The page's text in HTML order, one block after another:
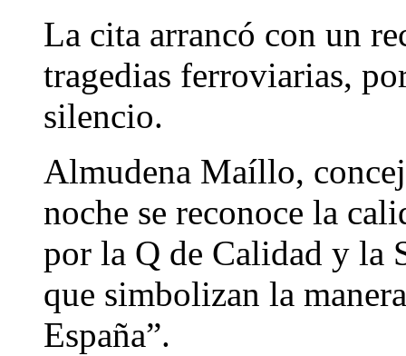
La cita arrancó con un
tragedias ferroviarias,
silencio.
Almudena Maíllo,
noche se reconoce la
por la Q de Calidad y la
que simbolizan la
España”.